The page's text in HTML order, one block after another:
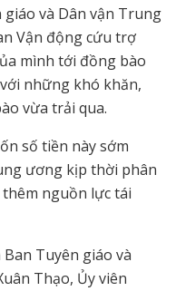
và Dân vận Trung
Vận động cứu trợ
mình tới đồng bào
những khó khăn,
vừa trải qua.
số tiền này sớm
ương kịp thời phân
nguồn lực tái
Tuyên giáo và
Thạo, Ủy viên